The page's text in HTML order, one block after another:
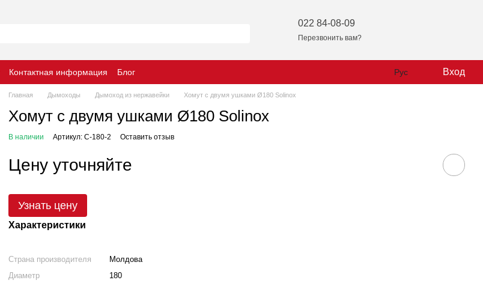
022 84-08-09
Перезвонить вам?
Контактная информация Блог Рус Вход
Главная Дымоходы Дымоход из нержавейки Хомут с двумя ушками Ø180 Solinox
Хомут с двумя ушками Ø180 Solinox
В наличии Артикул: C-180-2 Оставить отзыв
Цену уточняйте
Узнать цену
Характеристики
Страна производителя
Молдова
Диаметр
180